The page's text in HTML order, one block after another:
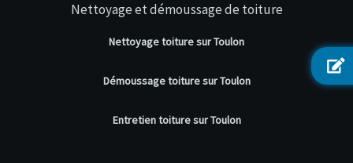
Nettoyage et démoussage de toiture
Nettoyage toiture sur Toulon
Démoussage toiture sur Toulon
Entretien toiture sur Toulon